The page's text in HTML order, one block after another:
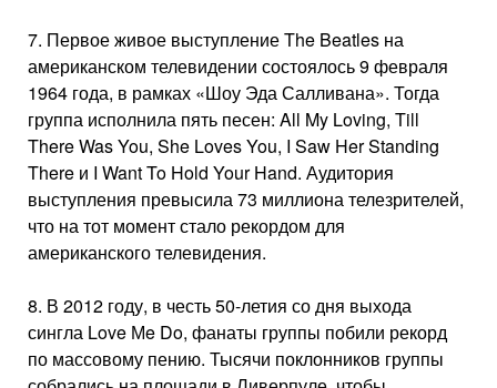
7. Первое живое выступление The Beatles на
американском телевидении состоялось 9 февраля
1964 года, в рамках «Шоу Эда Салливана». Тогда
группа исполнила пять песен: All My Loving, Till
There Was You, She Loves You, I Saw Her Standing
There и I Want To Hold Your Hand. Аудитория
выступления превысила 73 миллиона телезрителей,
что на тот момент стало рекордом для
американского телевидения.
8. В 2012 году, в честь 50-летия со дня выхода
сингла Love Мe Do, фанаты группы побили рекорд
по массовому пению. Тысячи поклонников группы